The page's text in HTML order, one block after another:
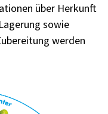
über Herkunft
sowie
werden